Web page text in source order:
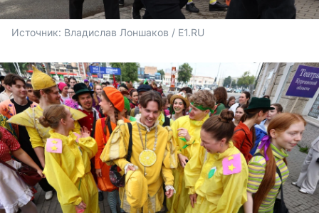
Источник: Владислав Лоншаков / E1.RU